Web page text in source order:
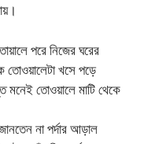
পরে নিজের ঘরের
তোওয়ালেটা খসে পড়ে
মনেই তোওয়ালে মাটি থেকে
না পর্দার আড়াল